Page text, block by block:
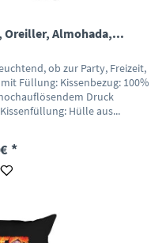
Oreiller, Almohada,...
ob zur Party, Freizeit,
Füllung: Kissenbezug: 100%
Druck
Hülle aus...
*